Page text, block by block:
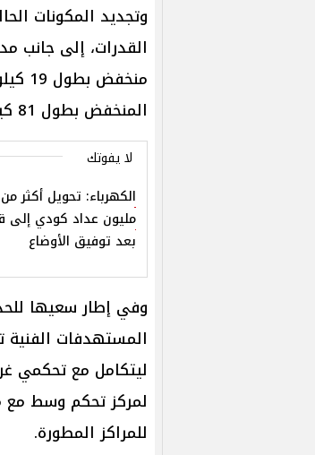
المنخفض بطول 81 كيلومتراً.
لا يفوتك
مليون عداد كودي إلى
بعد توفيق الأوضاع
وفي إطار سعيها
المستهدفات الفنية
ليتكامل مع تحكمي
لمركز تحكم وسط مع
للمراكز المطورة.